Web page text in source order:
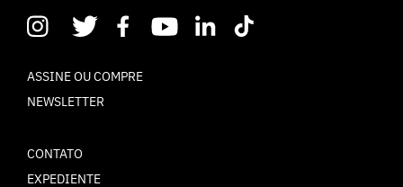
ASSINE OU COMPRE
NEWSLETTER
CONTATO
EXPEDIENTE